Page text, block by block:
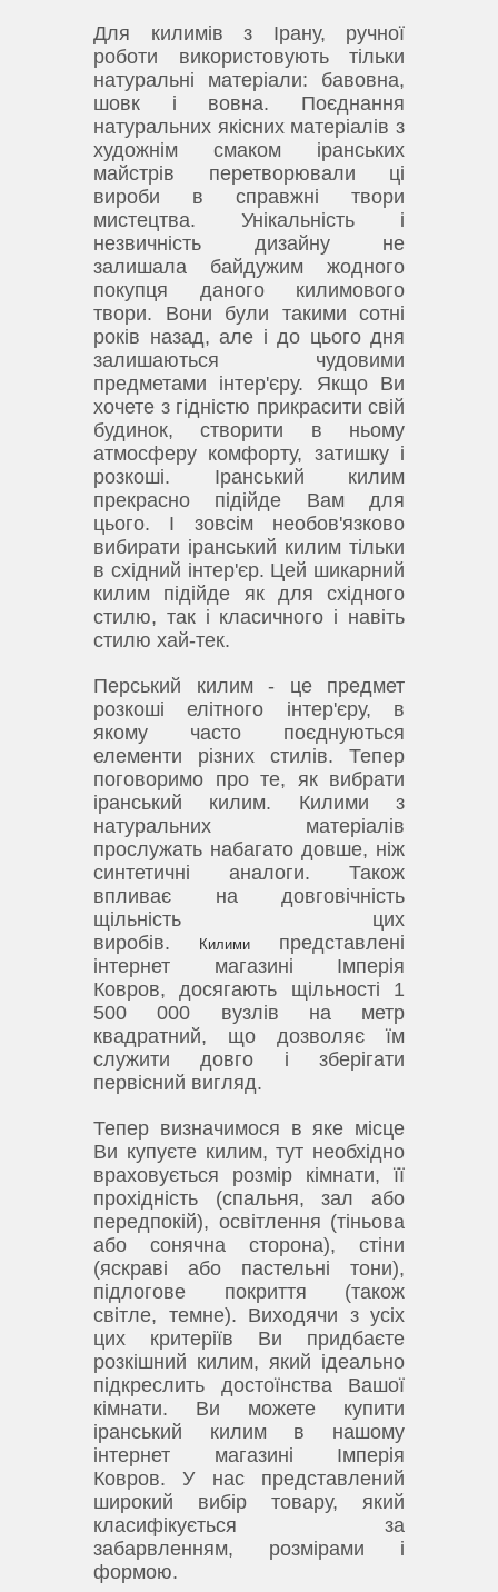
Для килимів з Ірану, ручної
роботи використовують тільки
натуральні матеріали: бавовна,
шовк і вовна. Поєднання
натуральних якісних матеріалів з
художнім смаком іранських
майстрів перетворювали ці
вироби в справжні твори
мистецтва. Унікальність і
незвичність дизайну не
залишала байдужим жодного
покупця даного килимового
твори. Вони були такими сотні
років назад, але і до цього дня
залишаються чудовими
предметами інтер'єру. Якщо Ви
хочете з гідністю прикрасити свій
будинок, створити в ньому
атмосферу комфорту, затишку і
розкоші. Іранський килим
прекрасно підійде Вам для
цього. І зовсім необов'язково
вибирати іранський килим тільки
в східний інтер'єр. Цей шикарний
килим підійде як для східного
стилю, так і класичного і навіть
стилю хай-тек.
Перський килим - це предмет
розкоші елітного інтер'єру, в
якому часто поєднуються
елементи різних стилів. Тепер
поговоримо про те, як вибрати
іранський килим. Килими з
натуральних матеріалів
прослужать набагато довше, ніж
синтетичні аналоги. Також
впливає на довговічність
щільність цих
виробів.
Килими
представлені
інтернет магазині Імперія
Ковров, досягають щільності 1
500 000 вузлів на метр
квадратний, що дозволяє їм
служити довго і зберігати
первісний вигляд.
Тепер визначимося в яке місце
Ви купуєте килим, тут необхідно
враховується розмір кімнати, її
прохідність (спальня, зал або
передпокій), освітлення (тіньова
або сонячна сторона), стіни
(яскраві або пастельні тони),
підлогове покриття (також
світле, темне). Виходячи з усіх
цих критеріїв Ви придбаєте
розкішний килим, який ідеально
підкреслить достоїнства Вашої
кімнати. Ви можете купити
іранський килим в нашому
інтернет магазині Імперія
Ковров.У нас представлений
широкий вибір товару, який
класифікується за
забарвленням, розмірами і
формою.